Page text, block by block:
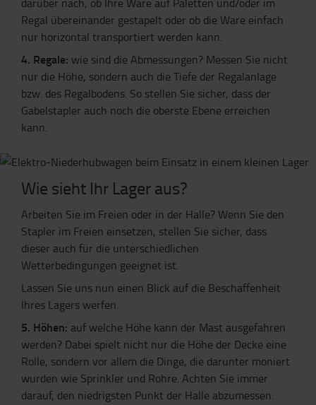
Regal übereinander gestapelt oder ob die Ware einfach
nur horizontal transportiert werden kann.
4. Regale: wie sind die Abmessungen? Messen Sie nicht
nur die Höhe, sondern auch die Tiefe der Regalanlage
bzw. des Regalbodens. So stellen Sie sicher, dass der
Gabelstapler auch noch die oberste Ebene erreichen
kann.
Wie sieht Ihr Lager aus?
Arbeiten Sie im Freien oder in der Halle? Wenn Sie den
Stapler im Freien einsetzen, stellen Sie sicher, dass
dieser auch für die unterschiedlichen
Wetterbedingungen geeignet ist.
Lassen Sie uns nun einen Blick auf die Beschaffenheit
Ihres Lagers werfen.
5. Höhen: auf welche Höhe kann der Mast ausgefahren
werden? Dabei spielt nicht nur die Höhe der Decke eine
Rolle, sondern vor allem die Dinge, die darunter moniert
wurden wie Sprinkler und Rohre. Achten Sie immer
darauf, den niedrigsten Punkt der Halle abzumessen.